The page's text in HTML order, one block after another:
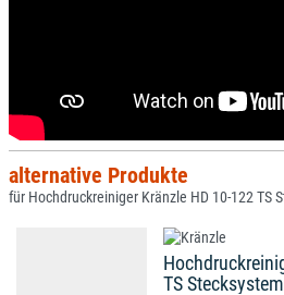
alternative Produkte
für Hochdruckreiniger Kränzle HD 10-122 TS
TS Stecksystem